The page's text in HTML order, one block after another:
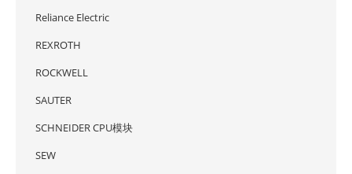
Reliance Electric
REXROTH
ROCKWELL
SAUTER
SCHNEIDER CPU模块
SEW